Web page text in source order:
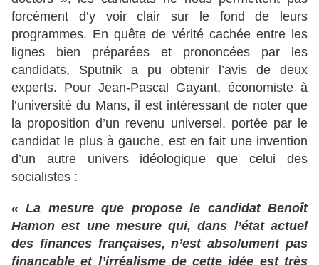
forcément d’y voir clair sur le fond de leurs
programmes. En quête de vérité cachée entre les
lignes bien préparées et prononcées par les
candidats, Sputnik a pu obtenir l’avis de deux
experts. Pour Jean-Pascal Gayant, économiste à
l’université du Mans, il est intéressant de noter que
la proposition d’un revenu universel, portée par le
candidat le plus à gauche, est en fait une invention
d’un autre univers idéologique que celui des
socialistes :
« La mesure que propose le candidat Benoît
Hamon est une mesure qui, dans l’état actuel
des finances françaises, n’est absolument pas
finançable et l’irréalisme de cette idée est très